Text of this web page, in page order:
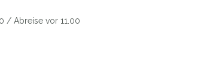
/ Abreise vor 11.00